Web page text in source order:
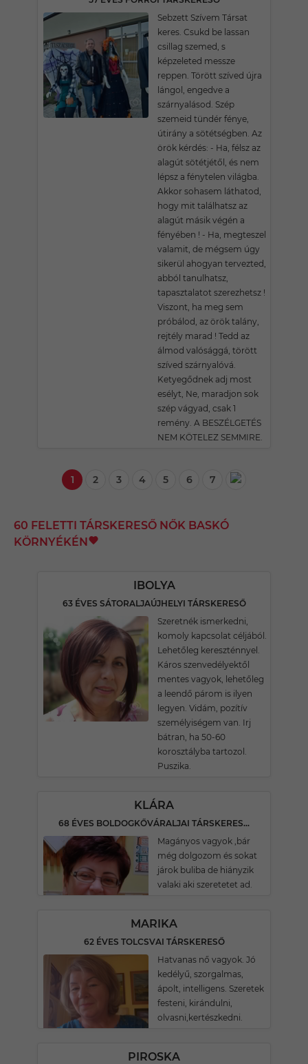
Sebzett Szívem Társat
keres. Csukd be lassan
csillag szemed, s
képzeleted messze
reppen. Törött szíved újra
lángol, engedve a
szárnyalásod. Szép
szemeid tündér fénye,
útirány a sötétségben. Az
örök kérdés: - Ha, félsz az
alagút sötétjétől, és nem
lépsz a fénytelen világba.
Akkor sohasem láthatod,
hogy mit találhatsz az
alagút másik végén a
fényében ! - Ha, megteszel
valamit, de mégsem úgy
sikerül ahogyan tervezted,
abból tanulhatsz,
tapasztalatot szerezhetsz !
Viszont, ha meg sem
próbálod, az örök talány,
rejtély marad ! Tedd az
álmod valósággá, törött
szíved szárnyalóvá.
Ketyegődnek adj most
esélyt, Ne, maradjon sok
szép vágyad, csak 1
remény. A BESZÉLGETÉS
NEM KÖTELEZ SEMMIRE.
1 2 3 4 5 6 7
60 FELETTI TÁRSKERESŐ NŐK BASKÓ
KÖRNYÉKÉN
IBOLYA
63 ÉVES SÁTORALJAÚJHELYI TÁRSKERESŐ
Szeretnék ismerkedni,
komoly kapcsolat céljából.
Lehetőleg kereszténnyel.
Káros szenvedélyektől
mentes vagyok, lehetőleg
a leendő párom is ilyen
legyen. Vidám, pozítív
személyiségem van. Irj
bátran, ha 50-60
korosztályba tartozol.
Puszika.
KLÁRA
68 ÉVES BOLDOGKŐVÁRALJAI TÁRSKERESŐ
Magányos vagyok ,bár
még dolgozom és sokat
járok buliba de hiányzik
valaki aki szeretetet ad.
MARIKA
62 ÉVES TOLCSVAI TÁRSKERESŐ
Hatvanas nő vagyok. Jó
kedélyű, szorgalmas,
ápolt, intelligens. Szeretek
festeni, kirándulni,
olvasni,kertészkedni.
PIROSKA